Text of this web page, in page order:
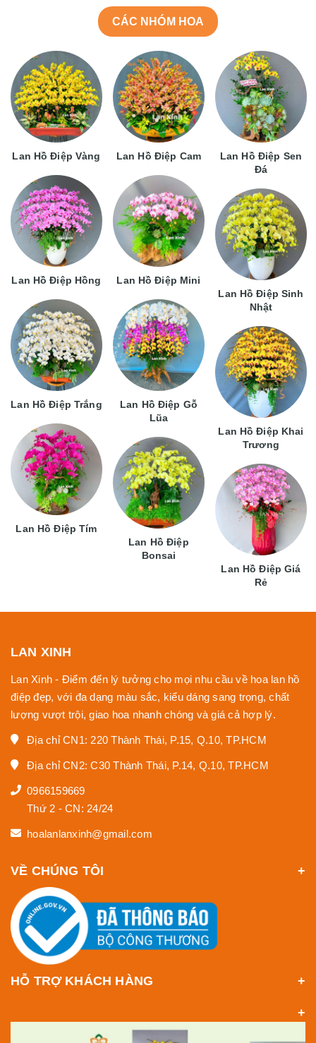
CÁC NHÓM HOA
Lan Hồ Điệp Vàng
Lan Hồ Điệp Hồng
Lan Hồ Điệp Trắng
Lan Hồ Điệp Tím
Lan Hồ Điệp Cam
Lan Hồ Điệp Mini
Lan Hồ Điệp Gỗ
Lũa
Lan Hồ Điệp
Bonsai
Lan Hồ Điệp Sen
Đá
Lan Hồ Điệp Sinh
Nhật
Lan Hồ Điệp Khai
Trương
Lan Hồ Điệp Giá
Rẻ
LAN XINH
Lan Xinh - Điểm đến lý tưởng cho mọi nhu cầu về hoa lan hồ
điệp đẹp, với đa dạng màu sắc, kiểu dáng sang trọng, chất
lượng vượt trội, giao hoa nhanh chóng và giá cả hợp lý.
Địa chỉ CN1: 220 Thành Thái, P.15, Q.10, TP.HCM
Địa chỉ CN2: C30 Thành Thái, P.14, Q.10, TP.HCM
0966159669
Thứ 2 - CN: 24/24
hoalanlanxinh@gmail.com
VỀ CHÚNG TÔI
HỖ TRỢ KHÁCH HÀNG